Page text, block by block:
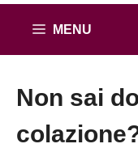
MENU
Non sai